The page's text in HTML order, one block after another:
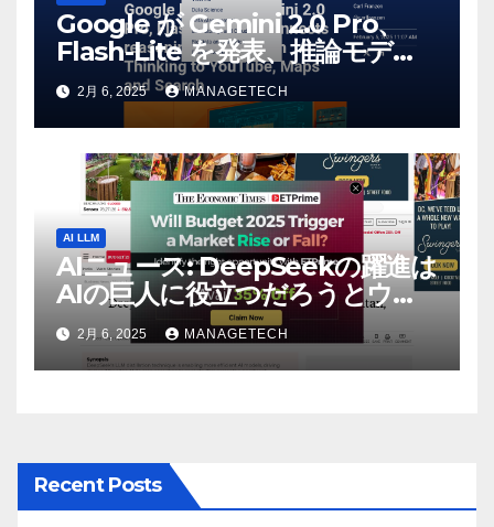
Google が Gemini 2.0 Pro、
Flash-Lite を発表、推論モデル
Flash Thinking を YouTube、
マップ、検索に接続 |
VentureBeat
2月 6, 2025 MANAGETECH
AI LLM
AIニュース: DeepSeekの躍進は
AIの巨人に役立つだろうとウォ
ール街のアナリストが語る –
The Economic Times
2月 6, 2025 MANAGETECH
Recent Posts